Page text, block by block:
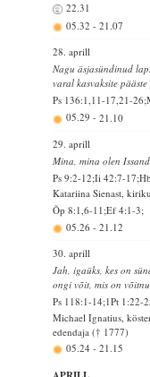
22.31
05.32 - 21.07
28. aprill
Nagu äsjasündinud
varal kasvaksite
Ps 136:1,11-17,21-
05.29 - 21.10
29. aprill
Mina, mina olen
Ps 9:2-12;Ii 42:7-
Katariina Sienast,
Õp 8:1,6-11;Ef 4:1-3;
05.26 - 21.12
30. aprill
Jah, igaüks, kes on
ongi võit, mis on
Ps 118:1-14;1Pt 1:22-
Michael Ignatius,
edendaja († 1777)
05.24 - 21.15